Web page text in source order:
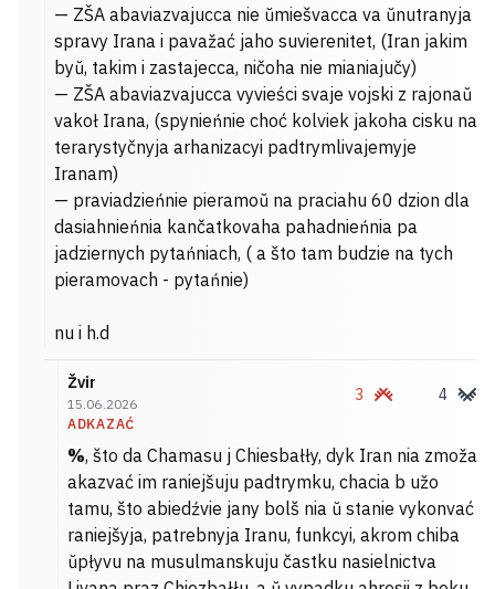
— ZŠA abaviazvajucca nie ŭmiešvacca va ŭnutranyja
spravy Irana i pavažać jaho suvierenitet, (Iran jakim
byŭ, takim i zastajecca, ničoha nie mianiajučy)
— ZŠA abaviazvajucca vyvieści svaje vojski z rajonaŭ
vakoł Irana, (spynieńnie choć kolviek jakoha cisku na
terarystyčnyja arhanizacyi padtrymlivajemyje
Iranam)
— praviadzieńnie pieramoŭ na praciahu 60 dzion dla
dasiahnieńnia kančatkovaha pahadnieńnia pa
jadziernych pytańniach, ( a što tam budzie na tych
pieramovach - pytańnie)
nu i h.d
Žvir
15.06.2026
ADKAZAĆ
3 4
%, što da Chamasu j Chiesbałły, dyk Iran nia zmoža
akazvać im raniejšuju padtrymku, chacia b užo
tamu, što abiedźvie jany bolš nia ŭ stanie vykonvać
raniejšyja, patrebnyja Iranu, funkcyi, akrom chiba
ŭpłyvu na musulmanskuju častku nasielnictva